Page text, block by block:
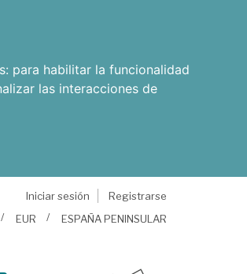
para habilitar la funcionalidad
las interacciones de
Iniciar sesión
Registrarse
EUR ESPAÑA PENINSULAR